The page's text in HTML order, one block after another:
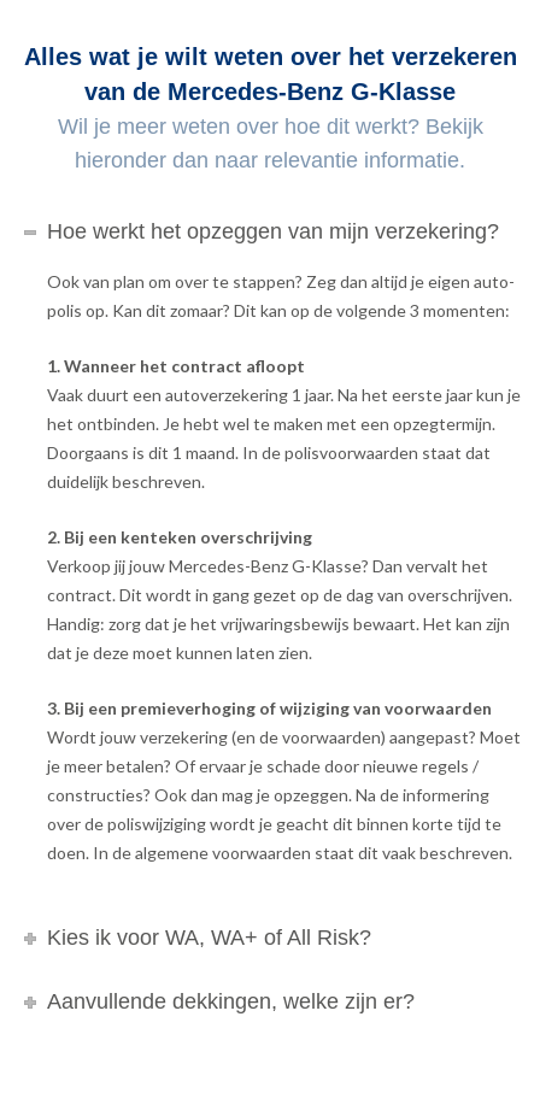
Alles wat je wilt weten over het verzekeren
van de Mercedes-Benz G-Klasse
Wil je meer weten over hoe dit werkt? Bekijk
hieronder dan naar relevantie informatie.
Hoe werkt het opzeggen van mijn verzekering?
Ook van plan om over te stappen? Zeg dan altijd je eigen auto-
polis op. Kan dit zomaar? Dit kan op de volgende 3 momenten:
1. Wanneer het contract afloopt
Vaak duurt een autoverzekering 1 jaar. Na het eerste jaar kun je
het ontbinden. Je hebt wel te maken met een opzegtermijn.
Doorgaans is dit 1 maand. In de polisvoorwaarden staat dat
duidelijk beschreven.
2. Bij een kenteken overschrijving
Verkoop jij jouw Mercedes-Benz G-Klasse? Dan vervalt het
contract. Dit wordt in gang gezet op de dag van overschrijven.
Handig: zorg dat je het vrijwaringsbewijs bewaart. Het kan zijn
dat je deze moet kunnen laten zien.
3. Bij een premieverhoging of wijziging van voorwaarden
Wordt jouw verzekering (en de voorwaarden) aangepast? Moet
je meer betalen? Of ervaar je schade door nieuwe regels /
constructies? Ook dan mag je opzeggen. Na de informering
over de poliswijziging wordt je geacht dit binnen korte tijd te
doen. In de algemene voorwaarden staat dit vaak beschreven.
Kies ik voor WA, WA+ of All Risk?
Aanvullende dekkingen, welke zijn er?